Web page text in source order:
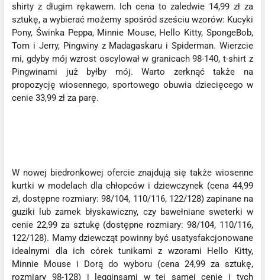
shirty z długim rękawem. Ich cena to zaledwie 14,99 zł za
sztukę, a wybierać możemy spośród sześciu wzorów: Kucyki
Pony, Świnka Peppa, Minnie Mouse, Hello Kitty, SpongeBob,
Tom i Jerry, Pingwiny z Madagaskaru i Spiderman. Wierzcie
mi, gdyby mój wzrost oscylował w granicach 98-140, t-shirt z
Pingwinami już byłby mój. Warto zerknąć także na
propozycję wiosennego, sportowego obuwia dziecięcego w
cenie 33,99 zł za parę.
W nowej biedronkowej ofercie znajdują się także wiosenne
kurtki w modelach dla chłopców i dziewczynek (cena 44,99
zł, dostępne rozmiary: 98/104, 110/116, 122/128) zapinane na
guziki lub zamek błyskawiczny, czy bawełniane sweterki w
cenie 22,99 za sztukę (dostępne rozmiary: 98/104, 110/116,
122/128). Mamy dziewcząt powinny być usatysfakcjonowane
idealnymi dla ich córek tunikami z wzorami Hello Kitty,
Minnie Mouse i Dorą do wyboru (cena 24,99 za sztukę,
rozmiary 98-128) i legginsami w tej samej cenie i tych